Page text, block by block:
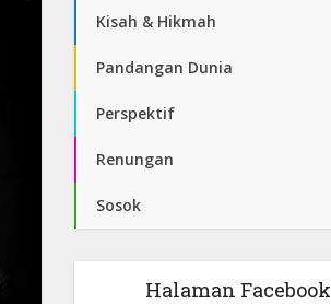
Kisah & Hikmah
Pandangan Dunia
Perspektif
Renungan
Sosok
Halaman Facebook